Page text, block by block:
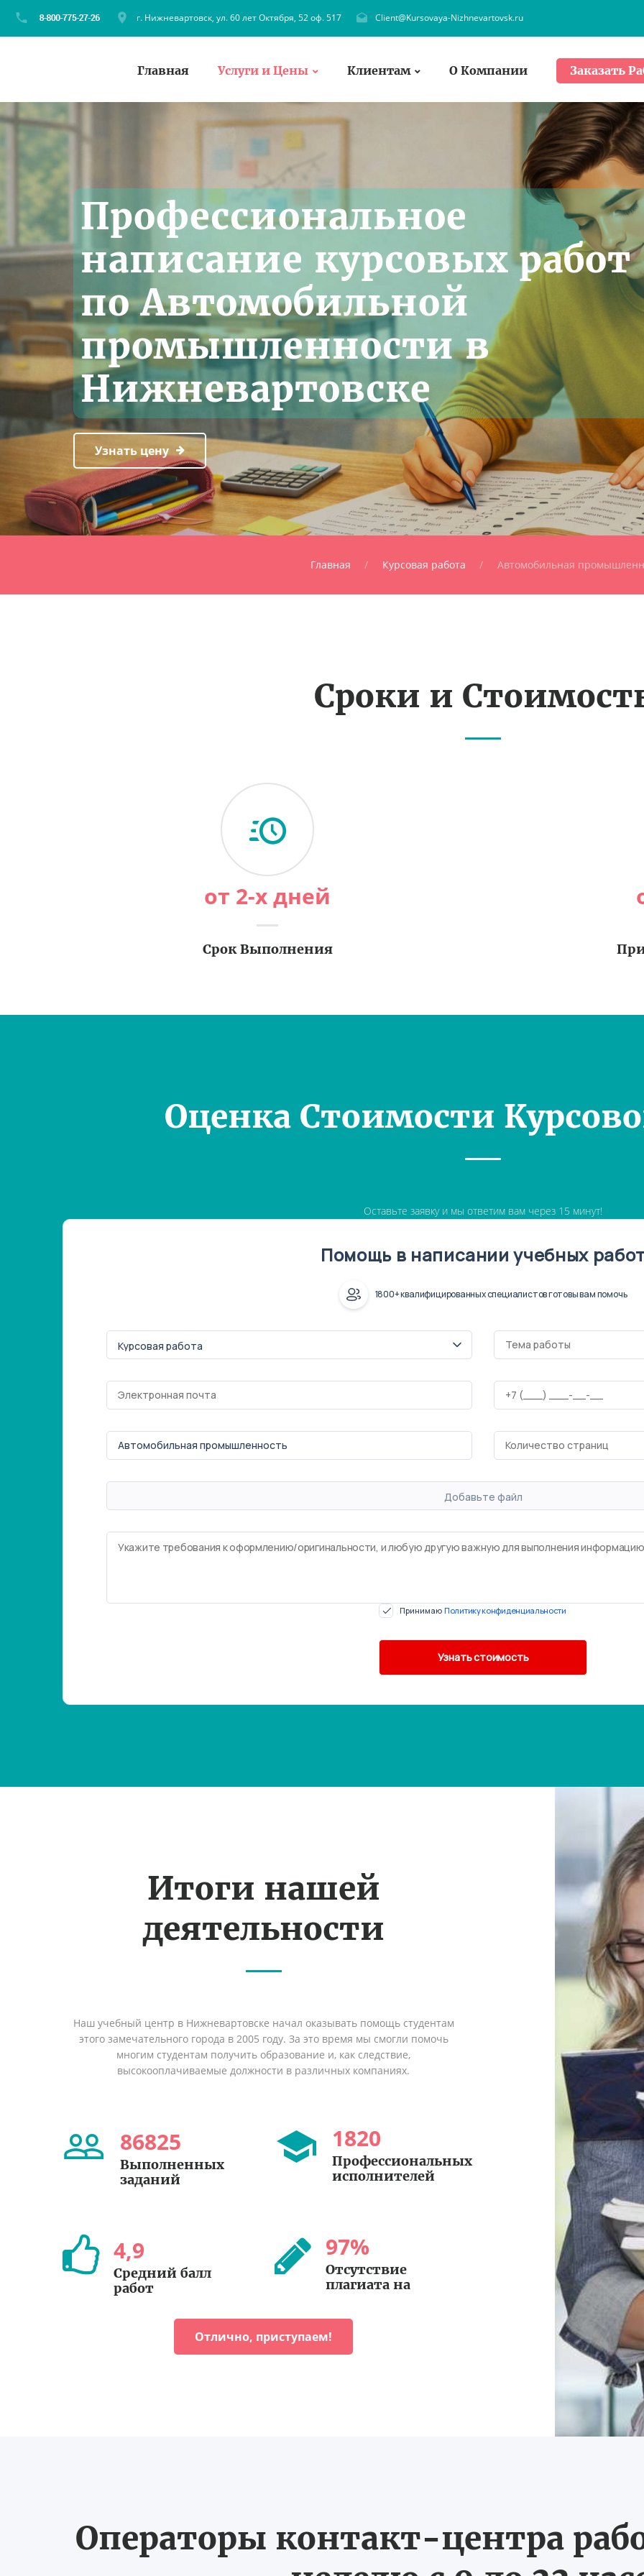
г. Нижневартовск, ул. 60 лет Октября, 52 оф. 517 Client@Kursovaya-Nizhnevartovsk.ru
Главная Услуги и Цены Клиентам О Компании Заказать
Профессиональное
написание курсовых работ
по Автомобильной
промышленности в
Нижневартовске
Узнать цену
Главная Курсовая работа Автомобильная
Сроки и
от 2-х дней
Срок Выполнения
Оценка Стоимости
Оставьте заявку и мы ответим вам через 15 минут!
Помощь в написании учебных
1800+ квалифицированных специалистов готовы вам помочь
Добавьте файл
Принимаю Политику конфиденциальности
Итоги нашей
деятельности
Наш учебный центр в Нижневартовске начал оказывать помощь студентам
этого замечательного города в 2005 году. За это время мы смогли помочь
многим студентам получить образование и, как следствие,
высокооплачиваемые должности в различных компаниях.
86825
Выполненных
заданий
1820
Профессиональных
исполнителей
4,9
Средний балл
работ
97%
Отсутствие
плагиата на
Отлично, приступаем!
Операторы контакт-центра